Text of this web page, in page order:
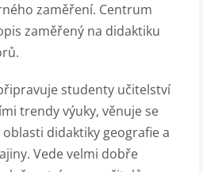
zaměření. Centrum
zaměřený na didaktiku
studenty učitelství
trendy výuky, věnuje se
didaktiky geografie a
Vede velmi dobře